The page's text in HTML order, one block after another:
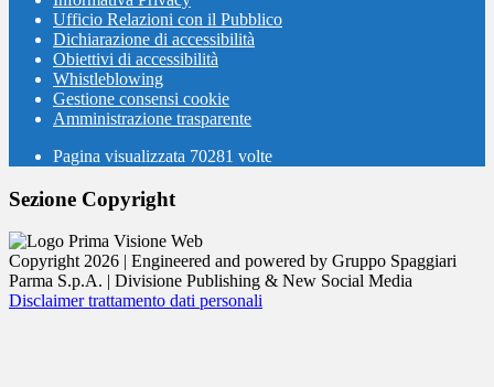
Ufficio Relazioni con il Pubblico
Dichiarazione di accessibilità
Obiettivi di accessibilità
Whistleblowing
Gestione consensi cookie
Amministrazione trasparente
Pagina visualizzata 70281 volte
Sezione Copyright
Copyright 2026 | Engineered and powered by Gruppo Spaggiari
Parma S.p.A. | Divisione Publishing & New Social Media
Disclaimer trattamento dati personali